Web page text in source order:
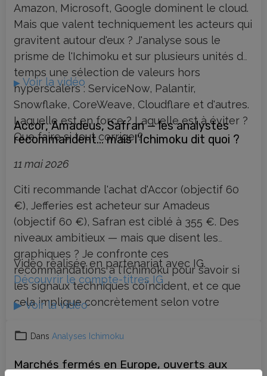
Amazon, Microsoft, Google dominent le cloud.
Mais que valent techniquement les acteurs qui
gravitent autour d'eux ? J'analyse sous le
prisme de l'Ichimoku et sur plusieurs unités de
temps une sélection de valeurs hors
hyperscalers : ServiceNow, Palantir,
Snowflake, CoreWeave, Cloudflare et d'autres.
Laquelle est en force ? Laquelle est à éviter ?
Que faire si tout corrige ?
▶ Voir la vidéo
Accor, Amadeus, Safran — les analystes
recommandent… mais l'Ichimoku dit quoi ?
11 mai 2026
Citi recommande l'achat d'Accor (objectif 60
€), Jefferies est acheteur sur Amadeus
(objectif 60 €), Safran est ciblé à 355 €. Des
niveaux ambitieux — mais que disent les
graphiques ? Je confronte ces
recommandations à l'Ichimoku pour savoir si
les signaux techniques coïncident, et ce que
cela implique concrètement selon votre
trader.
Vidéo réalisée en partenariat avec IG.
Découvrir le compte-titres IG
▶ Voir la vidéo
Dans Analyses Ichimoku
Marchés fermés en Europe, ouverts aux